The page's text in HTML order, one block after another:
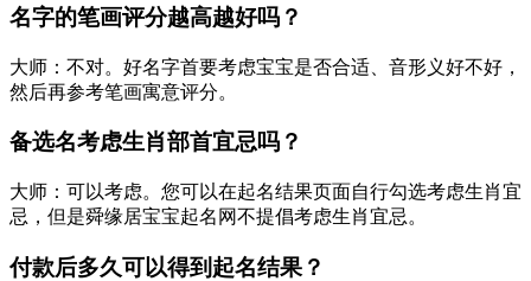
名字的笔画评分越高越好吗？
大师：不对。好名字首要考虑宝宝是否合适、音形义好不好，
然后再参考笔画寓意评分。
备选名考虑生肖部首宜忌吗？
大师：可以考虑。您可以在起名结果页面自行勾选考虑生肖宜
忌，但是舜缘居宝宝起名网不提倡考虑生肖宜忌。
付款后多久可以得到起名结果？